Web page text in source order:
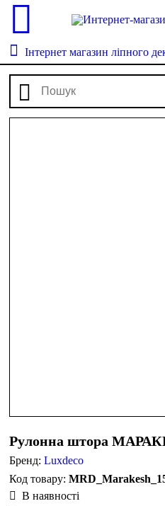
Інтернет магазин ліпного
Рулонна штора
Бренд:Luxdeco
В наявності